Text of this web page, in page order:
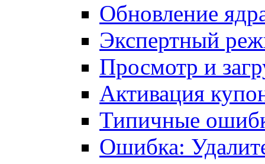
Обновление
Экспертный
Просмотр и
Активация
Типичные
Ошибка: